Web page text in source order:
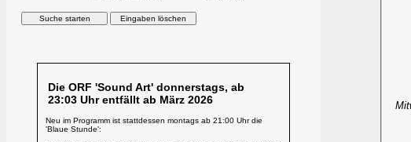
Die ORF 'Sound Art' donnerstags, ab
23:03 Uhr entfällt ab März 2026
Neu im Programm ist stattdessen montags ab 21:00 Uhr die
'Blaue Stunde':